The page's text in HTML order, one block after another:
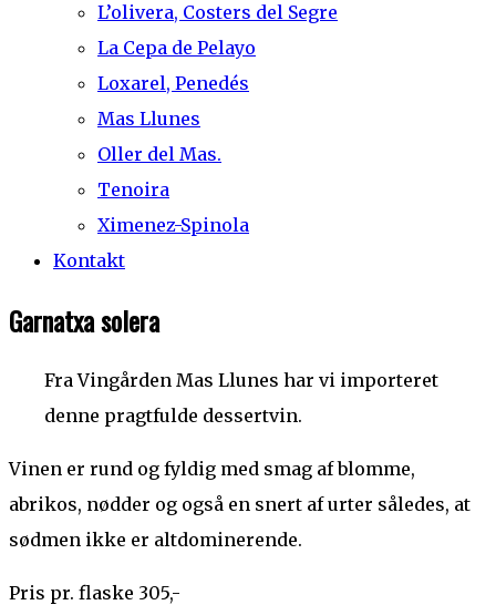
L’olivera, Costers del Segre
La Cepa de Pelayo
Loxarel, Penedés
Mas Llunes
Oller del Mas.
Tenoira
Ximenez-Spinola
Kontakt
Garnatxa solera
Fra Vingården Mas Llunes har vi importeret
denne pragtfulde dessertvin.
Vinen er rund og fyldig med smag af blomme,
abrikos, nødder og også en snert af urter således, at
sødmen ikke er altdominerende.
Pris pr. flaske 305,-